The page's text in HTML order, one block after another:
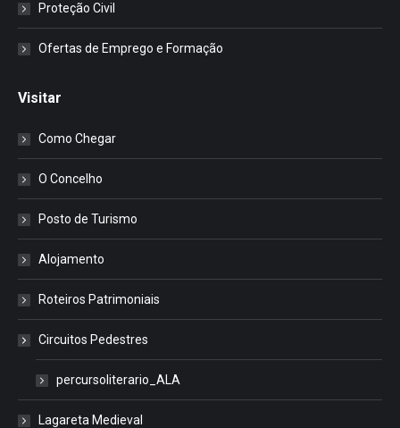
Proteção Civil
Ofertas de Emprego e Formação
Visitar
Como Chegar
O Concelho
Posto de Turismo
Alojamento
Roteiros Patrimoniais
Circuitos Pedestres
percursoliterario_ALA
Lagareta Medieval